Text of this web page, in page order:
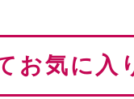
お気に入